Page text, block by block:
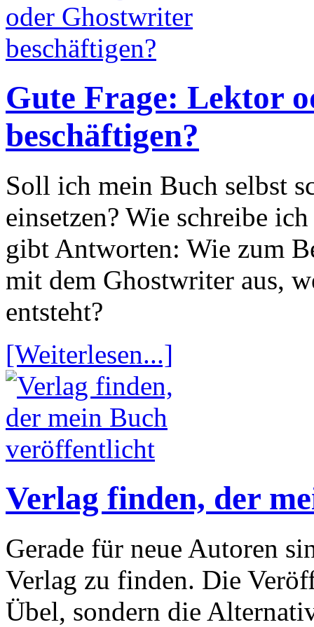
Gute Frage: Lektor
beschäftigen?
Soll ich mein Buch selbst
einsetzen? Wie schreibe
gibt Antworten: Wie zum
mit dem Ghostwriter aus,
entsteht?
[Weiterlesen...]
Verlag finden, der
Gerade für neue Autoren
Verlag zu finden. Die
Übel, sondern die